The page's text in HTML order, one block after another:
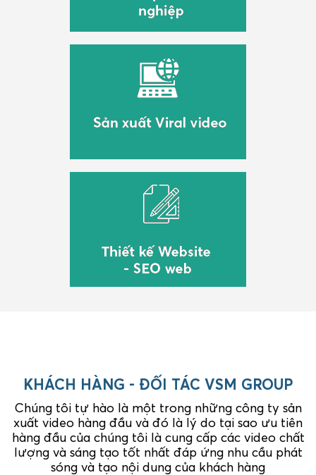
KHÁCH HÀNG - ĐỐI TÁC VSM GROUP
Chúng tôi tự hào là một trong những công ty sản
xuất video hàng đầu và đó là lý do tại sao ưu tiên
hàng đầu của chúng tôi là cung cấp các video chất
lượng và sáng tạo tốt nhất đáp ứng nhu cầu phát
sóng và tạo nội dung của khách hàng